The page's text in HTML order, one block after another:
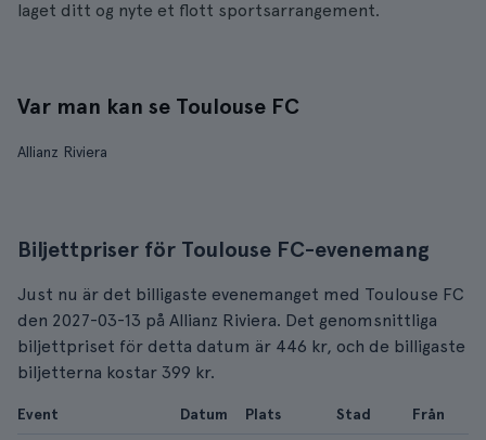
laget ditt og nyte et flott sportsarrangement.
Var man kan se Toulouse FC
Allianz Riviera
Biljettpriser för Toulouse FC-evenemang
Just nu är det billigaste evenemanget med Toulouse FC
den 2027-03-13 på Allianz Riviera. Det genomsnittliga
biljettpriset för detta datum är 446 kr, och de billigaste
biljetterna kostar 399 kr.
Event Datum Plats Stad Från